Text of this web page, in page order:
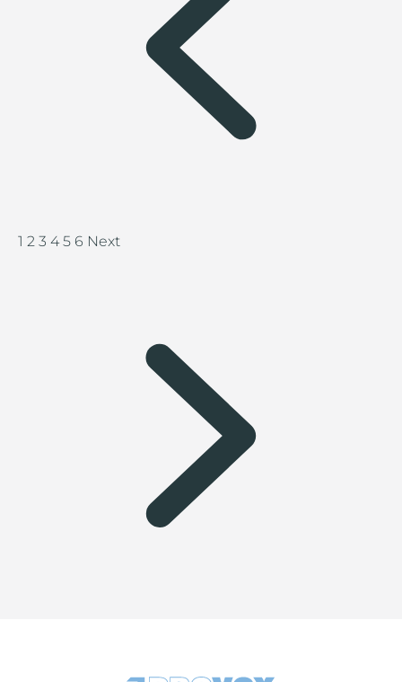
1 2 3 4 5 6 Next